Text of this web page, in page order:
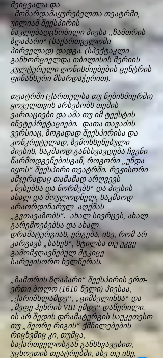
შეიცვალა და
მოზარდამაყურებელთა თეატრში,
უილიამ შექსპირის
ნაკლებადცნობილი პიესა „ზამთრის
ზღაპარი“ (საქართველოში
პირველად) დადგა. (სპექტაკლი
განხორციელდა თბილისის მერიის
კულტურული ღონისძიებების ცენტრის
ფინანსური მხარდაჭერით).
თეატრში (ქართულსა თუ ნებისმიერში)
ყოველთვის არსებობს თემის
ვარიაციები და ამა თუ იმ ტექსტის
ინეტეპრეტაციები. დათა თავაძის
ვერსიაც, ზოგადად შექსპირისა და
კონკრეტულად, ზემოხსენებული
პიესის, საკმაოდ განსხვავდება ჩვენი
წარმოდგენებისგან, როგორი „უნდა
იყოს“ შექსპირი თეატრში. რეჟისორი
ამჯერადაც თამამად არღვევს
„წესებსა და ნორმებს“ და პიესის
ახალ და მოულოდნელ, საკმაოდ
არაორდინარულ აღქმას
„გვთავაზობს“. ახალ სივრცეს, ახალ
გარემოებებსა და ახალ
დრამატურგიას, ერგება, ისე, რომ არ
კარგავს „სახეს“, სტილსა თუ უკვე
გამომჟღავნებულ მტკიცე
სარეჟისორო ხელწერას.
„ზამთრის ზღაპარი“ შექსპირის ერთ-
ერთი ბოლო (1610 წელი) პიესაა,
„ქარიშხლამდე“, „ციმბელინსა“ და
„მეფე ჰენრიხ VIII-ემდე“ დაწერილი.
ის არ შედის დრამატურგის საუკეთესო
თუ „მეორე რიგის“ ქმნილებების
რიცხვშიც კი, თუმცა,
საქართველოსგან განსხვავებით,
უცხოეთის თეატრებში, ასე თუ ისე,